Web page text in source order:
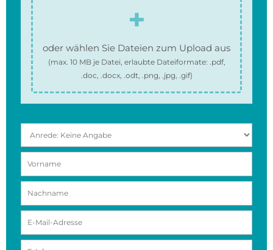
oder wählen Sie Dateien zum Upload aus
(max. 10 MBje Datei, erlaubte Dateiformate: .pdf,
.doc, .docx, .odt, .png, .jpg, .gif)